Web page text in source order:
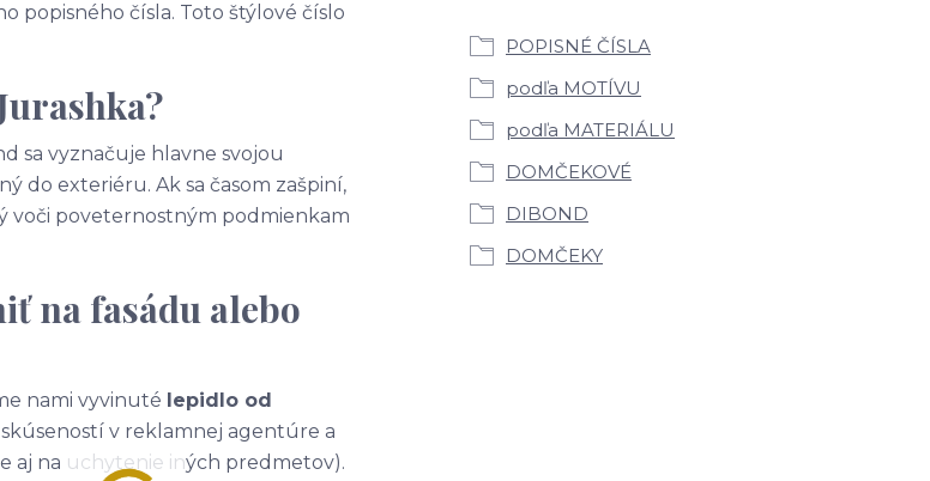
popisného čísla. Toto štýlové číslo
sa vyznačuje hlavne svojou
do exteriéru. Ak sa časom zašpiní,
voči poveternostným podmienkam
na fasádu alebo
nami vyvinuté lepidlo od
v reklamnej agentúre a
aj na uchytenie iných predmetov).
POPISNÉ ČÍSLA
podľa MOTÍVU
podľa MATERIÁLU
DOMČEKOVÉ
DIBOND
DOMČEKY